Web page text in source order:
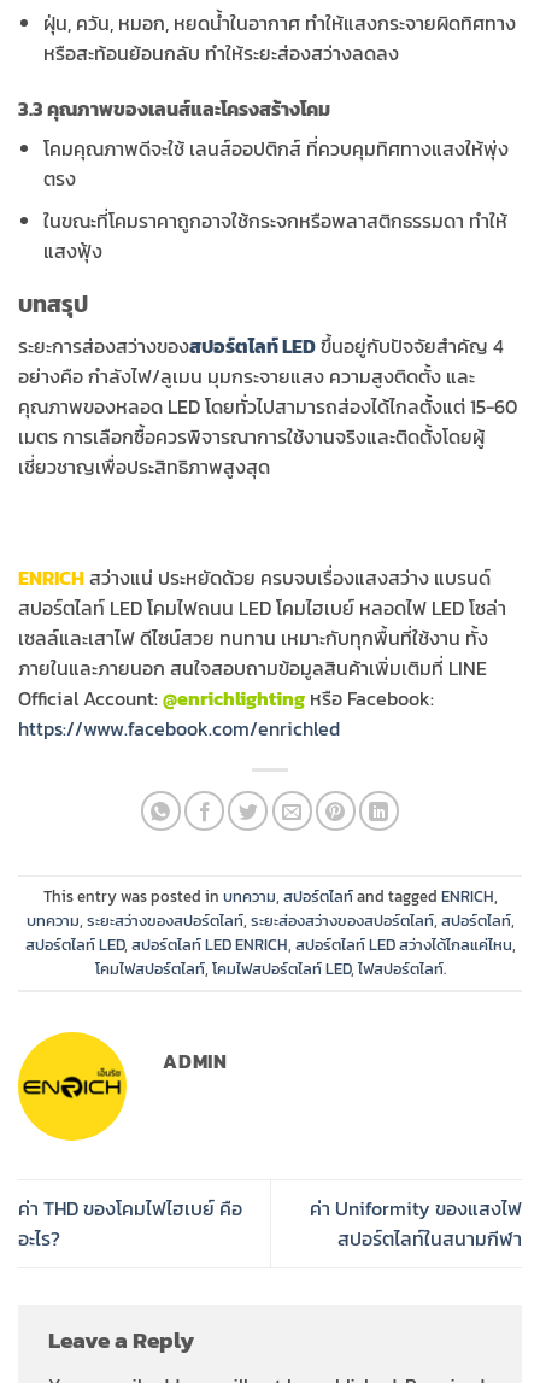
ฝุ่น, ควัน, หมอก, หยดน้ำในอากาศ ทำให้แสงกระจายผิดทิศทาง
หรือสะท้อนย้อนกลับ ทำให้ระยะส่องสว่างลดลง
3.3 คุณภาพของเลนส์และโครงสร้างโคม
โคมคุณภาพดีจะใช้ เลนส์ออปติกส์ที่ควบคุมทิศทางแสงให้พุ่ง
ตรง
ในขณะที่โคมราคาถูกอาจใช้กระจกหรือพลาสติกธรรมดา ทำให้
แสงฟุ้ง
บทสรุป
ระยะการส่องสว่างของสปอร์ตไลท์ LEDขึ้นอยู่กับปัจจัยสำคัญ 4
อย่างคือ กำลังไฟ/ลูเมน มุมกระจายแสง ความสูงติดตั้ง และ
คุณภาพของหลอด LED โดยทั่วไปสามารถส่องได้ไกลตั้งแต่ 15-60
เมตร การเลือกซื้อควรพิจารณาการใช้งานจริงและติดตั้งโดยผู้
เชี่ยวชาญเพื่อประสิทธิภาพสูงสุด
ENRICHสว่างแน่ ประหยัดด้วย ครบจบเรื่องแสงสว่าง แบรนด์
สปอร์ตไลท์ LED โคมไฟถนน LED โคมไฮเบย์ หลอดไฟ LED โซล่า
เซลล์และเสาไฟ ดีไซน์สวย ทนทาน เหมาะกับทุกพื้นที่ใช้งาน ทั้ง
ภายในและภายนอก สนใจสอบถามข้อมูลสินค้าเพิ่มเติมที่ LINE
Official Account:@enrichlighting หรือ Facebook:
https://www.facebook.com/enrichled
This entry was posted in บทความ, สปอร์ตไลท์and tagged ENRICH,
บทความ, ระยะสว่างของสปอร์ตไลท์, ระยะส่องสว่างของสปอร์ตไลท์, สปอร์ตไลท์,
สปอร์ตไลท์ LED, สปอร์ตไลท์ LED ENRICH, สปอร์ตไลท์ LED สว่างได้ไกลแค่ไหน,
โคมไฟสปอร์ตไลท์, โคมไฟสปอร์ตไลท์ LED,ไฟสปอร์ตไลท์.
ADMIN
ค่า THD ของโคมไฟไฮเบย์ คือ
อะไร?
ค่า Uniformity ของแสงไฟ
สปอร์ตไลท์ในสนามกีฬา
Leave a Reply